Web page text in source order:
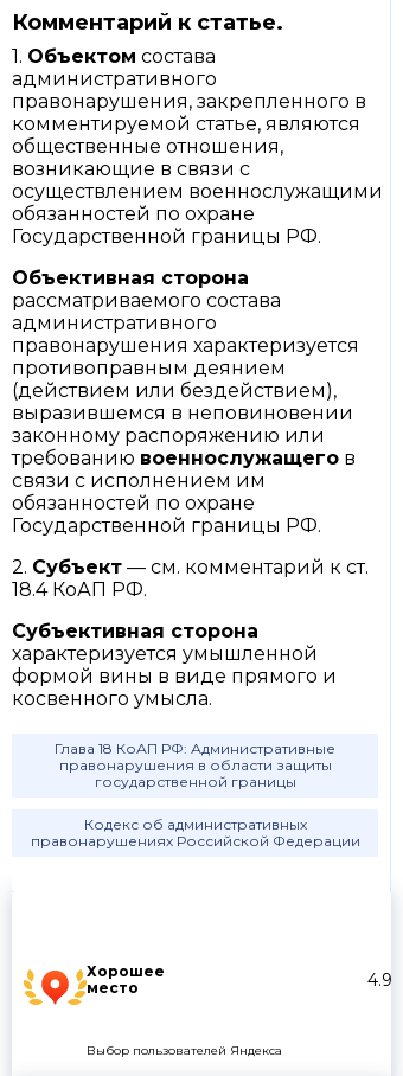
Хорошее
место
4.9
Выбор пользователей Яндекса
Комментарий к статье.
1. Объектом состава
административного
правонарушения, закрепленного в
комментируемой статье, являются
общественные отношения,
возникающие в связи с
осуществлением военнослужащими
обязанностей по охране
Государственной границы РФ.
Объективная сторона
рассматриваемого состава
административного
правонарушения характеризуется
противоправным деянием
(действием или бездействием),
выразившемся в неповиновении
законному распоряжению или
требованию военнослужащего в
связи с исполнением им
обязанностей по охране
Государственной границы РФ.
2. Субъект — см. комментарий к ст.
18.4 КоАП РФ.
Субъективная сторона
характеризуется умышленной
формой вины в виде прямого и
косвенного умысла.
Глава 18 КоАП РФ: Административные
правонарушения в области защиты
государственной границы
Кодекс об административных
правонарушениях Российской Федерации